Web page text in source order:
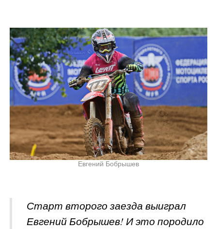
Евгений Бобрышев
Старт второго заезда выиграл
Евгений Бобрышев! И это породило